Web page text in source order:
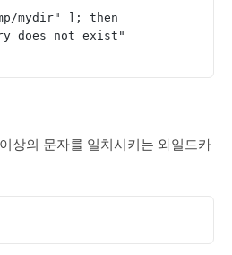
mydir" ]; then
does not exist"
상의 문자를 일치시키는 와일드카